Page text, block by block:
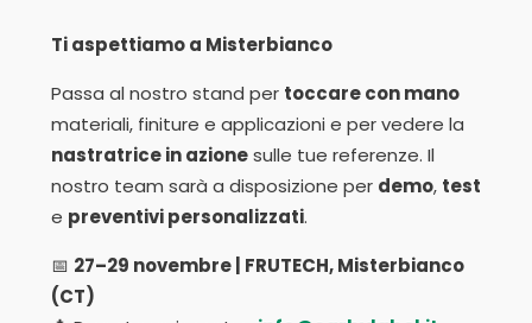
Ti aspettiamo a Misterbianco
Passa al nostro stand per toccare con mano
materiali, finiture e applicazioni e per vedere la
nastratrice in azionesulle tue referenze. Il
nostro team sarà a disposizione per demo, test
e preventivi personalizzati.
📅 27–29 novembre | FRUTECH, Misterbianco
(CT)